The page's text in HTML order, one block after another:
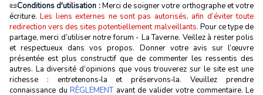
📜Conditions d'utilisation :Merci de soigner votre orthographe et votre
écriture.Les liens externes ne sont pas autorisés, afin d’éviter toute
redirection vers des sites potentiellement malveillants. Pour ce type de
partage, merci d’utiliser notre forum - La Taverne. Veillez à rester polis
et respectueux dans vos propos. Donner votre avis sur l’œuvre
présentée est plus constructif que de commenter les ressentis des
autres. La diversité d’opinions que vous trouverez sur le site est une
richesse : entretenons‑la et préservons‑la. Veuillez prendre
connaissance du RÈGLEMENTavant de valider votre commentaire. Le